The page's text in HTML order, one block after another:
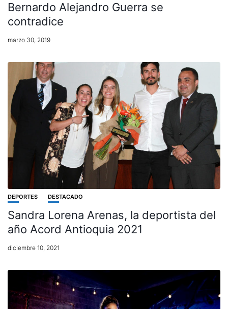
Bernardo Alejandro Guerra se
contradice
marzo 30, 2019
DEPORTES DESTACADO
Sandra Lorena Arenas, la deportista del
año Acord Antioquia 2021
diciembre 10, 2021